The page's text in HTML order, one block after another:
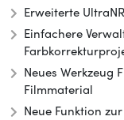
Erweiterte
Einfachere
Neues Werkzeug
Filmmaterial
Neue Funktion